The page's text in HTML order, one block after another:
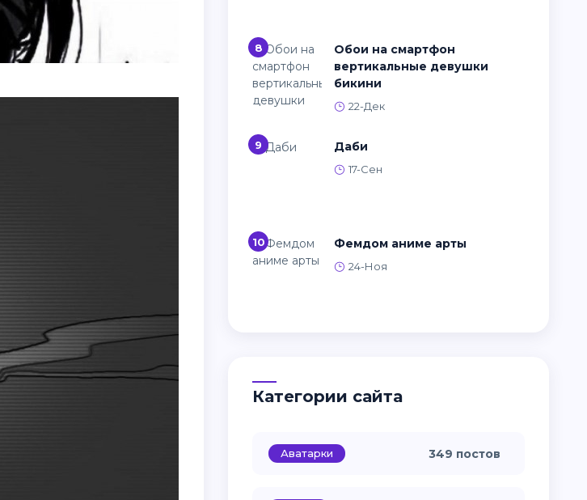
8
Обои на смартфон
вертикальные девушки
бикини
22-Дек
9 Даби
17-Сен
10 Фемдом аниме арты
24-Ноя
Категории сайта
Аватарки 349 постов